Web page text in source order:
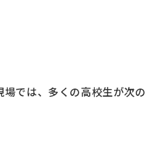
では、多くの高校生が次の